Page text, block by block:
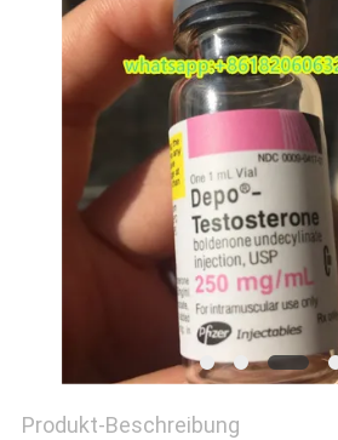
PRIVACY
POLICY
Produkt-Beschreibung